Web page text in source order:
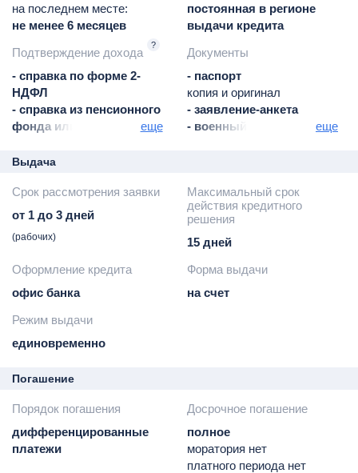
на последнем месте:
не менее 6 месяцев
постоянная в регионе
выдачи кредита
Подтверждение дохода
?
- справка по форме 2-
НДФЛ
- справка из пенсионного
фонда или иного органа,
еще
Документы
- паспорт
копия и оригинал
- заявление-анкета
- военный билет или
копия и оригинал
еще
Выдача
Срок рассмотрения заявки
от 1 до 3 дней
(рабочих)
Максимальный срок
действия кредитного
решения
15 дней
Оформление кредита
офис банка
Форма выдачи
на счет
Режим выдачи
единовременно
Погашение
Порядок погашения
дифференцированные
платежи
Досрочное погашение
полное
моратория нет
платного периода нет